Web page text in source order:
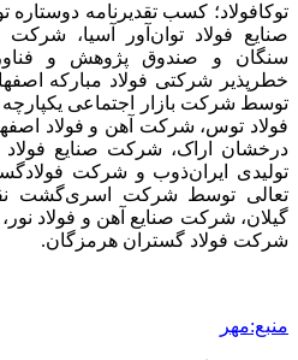
توکافولاد؛ کسب تقدیرنامه
صنایع فولاد توان‌آور آسیا،
سنگان و صندوق پژوهش و
خطرپذیر شرکتی فولاد مبارکه
توسط شرکت بازار اجتماعی
فولاد توس، شرکت آهن و فولاد
درخشان اراک، شرکت صنایع
تولیدی ایران‌ذوب و شرکت
تعالی توسط شرکت اسری‌گشت
گیلان، شرکت صنایع آهن و فولاد
شرکت فولاد گستران هرمزگان.
منبع:مهر